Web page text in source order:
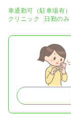
車通勤可（駐車場有）
クリニック
日勤のみ